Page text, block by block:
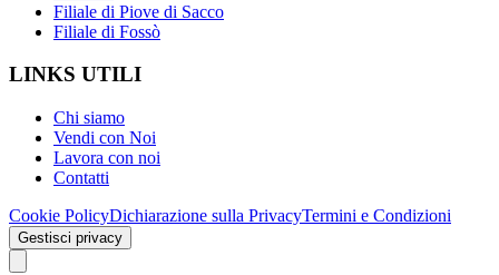
Filiale di Piove di Sacco
Filiale di Fossò
LINKS UTILI
Chi siamo
Vendi con Noi
Lavora con noi
Contatti
Cookie PolicyDichiarazione sulla PrivacyTermini e Condizioni
Gestisci privacy